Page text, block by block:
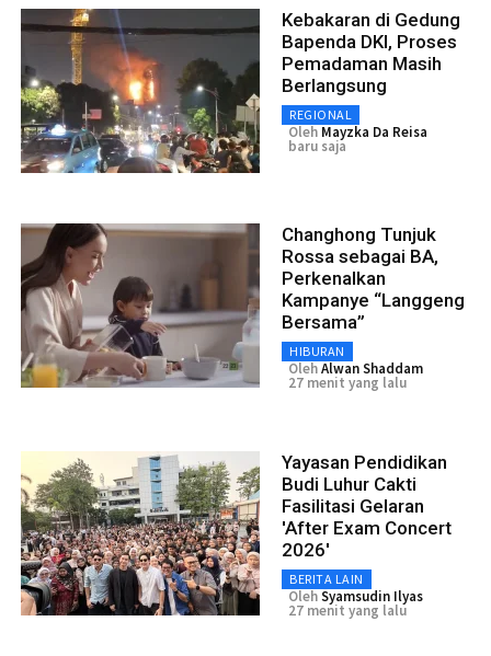
Kebakaran di Gedung
Bapenda DKI, Proses
Pemadaman Masih
Berlangsung
REGIONAL
Oleh Mayzka Da Reisa
baru saja
Changhong Tunjuk
Rossa sebagai BA,
Perkenalkan
Kampanye “Langgeng
Bersama”
HIBURAN
OlehAlwan Shaddam
27 menit yang lalu
Yayasan Pendidikan
Budi Luhur Cakti
Fasilitasi Gelaran
'After Exam Concert
2026'
BERITA LAIN
OlehSyamsudin Ilyas
27 menit yang lalu